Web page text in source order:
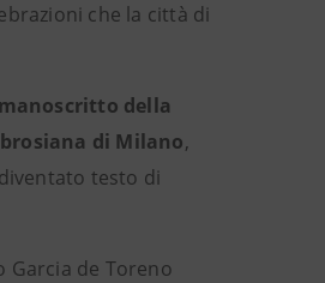
che la città di
manoscritto della
di Milano,
testo di
Garcia de Toreno